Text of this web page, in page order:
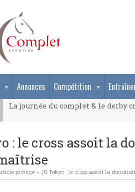
Annonces Compétition
La journée du complet & le derby
La journée du complet & le derby
: le cross assoit la
protégé » JO Tokyo : le cross assoit la